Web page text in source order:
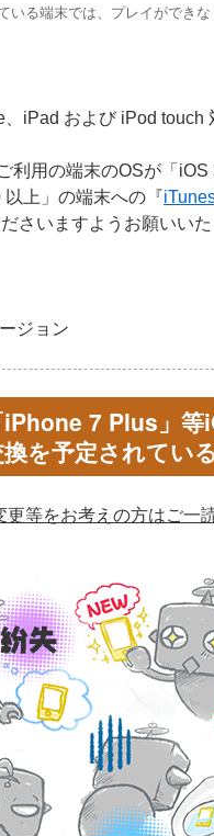
る端末では、プレイができな
iPad および iPod touch
利用の端末のOSが「
上」の端末への『
さいますようお願いいた
ジョン
iPhone 7 Plus」
を予定されてい
等をお考えの方はご一